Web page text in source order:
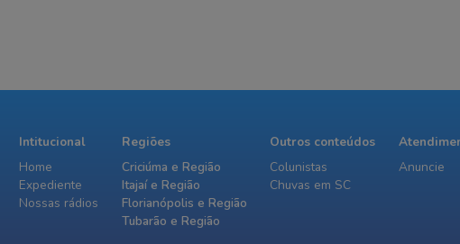
Intitucional
Home
Expediente
Nossas rádios
Regiões
Criciúma e Região
Itajaí e Região
Florianópolis e Região
Tubarão e Região
Outros conteúdos
Colunistas
Chuvas em SC
Anuncie